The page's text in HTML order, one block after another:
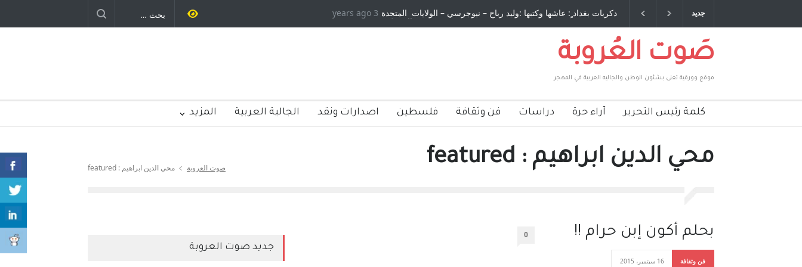
جديد دكريات بغداد ٍ: عاشها وكتبها :وليد رباح – نيوجرسي – الولايات المتحدة
الامريكية
طاحنة كتب وترافع فيها بنفسه مرة اخرى.. الشيخ
صاغرون،
3 years ago
صَوت العُروبة
موقع وورقية تعنى بشئون الوطن والجاليه العربية في المهجر
كلمة رئيس التحرير آراء حرة دراسات فن وثقافة فلسطين اصدارات ونقد الجالية العربية المزيد
محي الدين ابراهيم : featured صوت العروبة محي الدين ابراهيم : featured
بحلم أكون إبن حرام !! 0
فن وثقافة 16 سبتمبر، 2015
جديد صوت العروبة